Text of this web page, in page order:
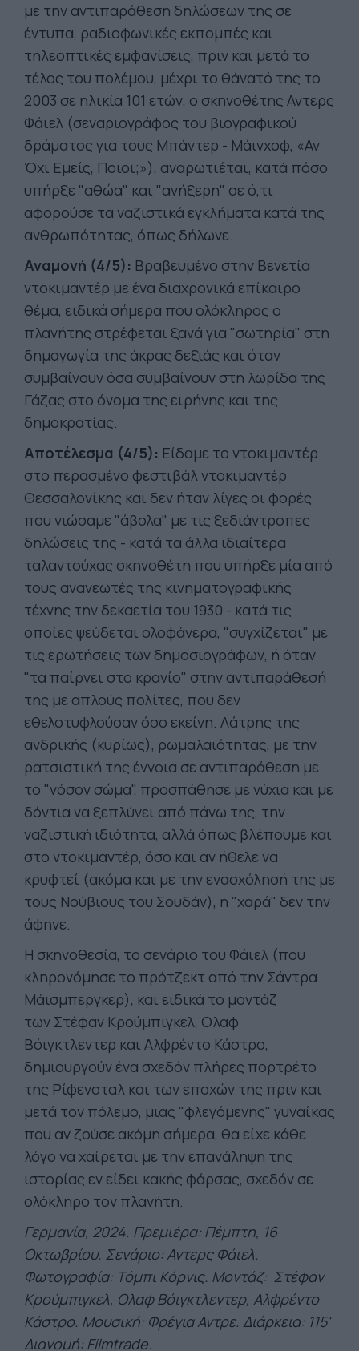
με την αντιπαράθεση δηλώσεων της σε
έντυπα, ραδιοφωνικές εκπομπές και
τηλεοπτικές εμφανίσεις, πριν και μετά το
τέλος του πολέμου, μέχρι το θάνατό της το
2003 σε ηλικία 101 ετών, ο σκηνοθέτης Αντερς
Φάιελ (σεναριογράφος του βιογραφικού
δράματος για τους Μπάντερ - Μάινχοφ, «Αν
Όχι Εμείς, Ποιοι;»), αναρωτιέται, κατά πόσο
υπήρξε "αθώα" και "ανήξερη" σε ό,τι
αφορούσε τα ναζιστικά εγκλήματα κατά της
ανθρωπότητας, όπως δήλωνε.
Αναμονή (4/5): Βραβευμένο στην Βενετία
ντοκιμαντέρ με ένα διαχρονικά επίκαιρο
θέμα, ειδικά σήμερα που ολόκληρος ο
πλανήτης στρέφεται ξανά για "σωτηρία" στη
δημαγωγία της άκρας δεξιάς και όταν
συμβαίνουν όσα συμβαίνουν στη λωρίδα της
Γάζας στο όνομα της ειρήνης και της
δημοκρατίας.
Αποτέλεσμα (4/5): Είδαμε το ντοκιμαντέρ
στο περασμένο φεστιβάλ ντοκιμαντέρ
Θεσσαλονίκης και δεν ήταν λίγες οι φορές
που νιώσαμε "άβολα" με τις ξεδιάντροπες
δηλώσεις της - κατά τα άλλα ιδιαίτερα
ταλαντούχας σκηνοθέτη που υπήρξε μία από
τους ανανεωτές της κινηματογραφικής
τέχνης την δεκαετία του 1930 - κατά τις
οποίες ψεύδεται ολοφάνερα, "συγχίζεται" με
τις ερωτήσεις των δημοσιογράφων, ή όταν
"τα παίρνει στο κρανίο" στην αντιπαράθεσή
της με απλούς πολίτες, που δεν
εθελοτυφλούσαν όσο εκείνη. Λάτρης της
ανδρικής (κυρίως), ρωμαλαιότητας, με την
ρατσιστική της έννοια σε αντιπαράθεση με
το "νόσον σώμα", προσπάθησε με νύχια και με
δόντια να ξεπλύνει από πάνω της, την
ναζιστική ιδιότητα, αλλά όπως βλέπουμε και
στο ντοκιμαντέρ, όσο και αν ήθελε να
κρυφτεί (ακόμα και με την ενασχόλησή της με
τους Νούβιους του Σουδάν), η "χαρά" δεν την
άφηνε.
Η σκηνοθεσία, το σενάριο του Φάιελ (που
κληρονόμησε το πρότζεκτ από την Σάντρα
Μάισμπεργκερ), και ειδικά το μοντάζ
των Στέφαν Κρούμπιγκελ, Ολαφ
Βόιγκτλεντερ και Αλφρέντο Κάστρο,
δημιουργούν ένα σχεδόν πλήρες πορτρέτο
της Ρίφενσταλ και των εποχών της πριν και
μετά τον πόλεμο, μιας "φλεγόμενης" γυναίκας
που αν ζούσε ακόμη σήμερα, θα είχε κάθε
λόγο να χαίρεται με την επανάληψη της
ιστορίας εν είδει κακής φάρσας, σχεδόν σε
ολόκληρο τον πλανήτη.
Γερμανία, 2024. Πρεμιέρα: Πέμπτη, 16
Οκτωβρίου. Σενάριο: Αντερς Φάιελ.
Φωτογραφία: Τόμπι Κόρνις. Μοντάζ: Στέφαν
Κρούμπιγκελ, Ολαφ Βόιγκτλεντερ, Αλφρέντο
Κάστρο. Μουσική: Φρέγια Αντρε. Διάρκεια: 115'
Διανομή: Filmtrade.